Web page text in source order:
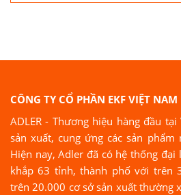
CÔNG TY CỔ PHẦN EKF VIỆT NAM
ADLER - Thương hiệu hàng đầu
sản xuất, cung ứng các sản
Hiện nay, Adler đã có hệ thống
khắp 63 tỉnh, thành phố với trên
trên 20.000 cơ sở sản xuất thường